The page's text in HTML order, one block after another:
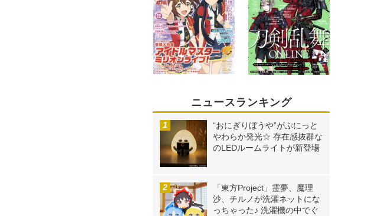
ニュースランキング
“おにぎりぼうや”がぷにっと
やわらか発光☆ 存在感抜群な
のLEDルームライトが新登場
「東方Project」霊夢、魔理
沙、チルノが洗濯ネットにな
っちゃった♪ 洗濯機の中でぐ